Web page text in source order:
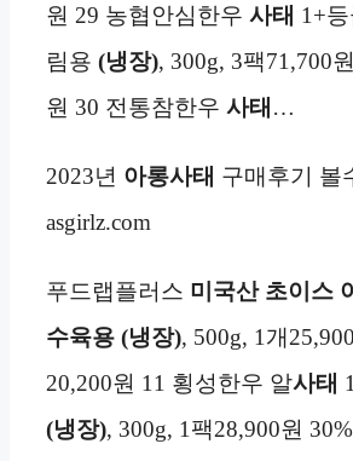
원 29 농협안심한우 사태 1+
림용 (냉장), 300g, 3팩71,700
원 30 전통참한우 사태 …
2023년 아롱사태 구매후기 볼
asgirlz.com
푸드랩플러스 미국산 초이스
수육용 (냉장), 500g, 1개
20,200원 11 횡성한우 알사태
(냉장), 300g, 1팩28,900원